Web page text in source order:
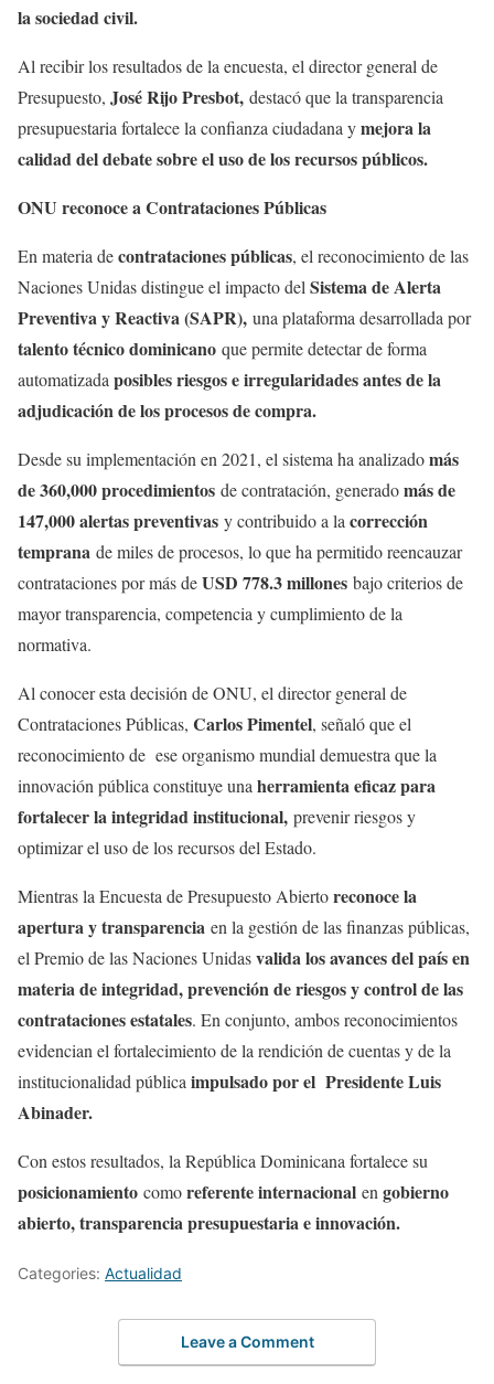
la sociedad civil.
Al recibir los resultados de la encuesta, el director general de
Presupuesto, José Rijo Presbot, destacó que la transparencia
presupuestaria fortalece la confianza ciudadana ymejora la
calidad del debate sobre el uso de los recursos públicos.
ONU reconoce a Contrataciones Públicas
En materia decontrataciones públicas, el reconocimiento de las
Naciones Unidas distingue el impacto del Sistema de Alerta
Preventiva y Reactiva (SAPR), una plataforma desarrollada por
talento técnico dominicano que permite detectar de forma
automatizada posibles riesgos e irregularidades antes de la
adjudicación de los procesos de compra.
Desde su implementación en 2021, el sistema ha analizadomás
de 360,000 procedimientos de contratación, generadomás de
147,000 alertas preventivas y contribuido a la corrección
temprana de miles de procesos, lo que ha permitido reencauzar
contrataciones por más deUSD 778.3 millones bajo criterios de
mayor transparencia, competencia y cumplimiento de la
normativa.
Al conocer esta decisión de ONU, el director general de
Contrataciones Públicas, Carlos Pimentel, señaló que el
reconocimiento de ese organismo mundial demuestra que la
innovación pública constituye una herramienta eficaz para
fortalecer la integridad institucional, prevenir riesgos y
optimizar el uso de los recursos del Estado.
Mientras la Encuesta de Presupuesto Abiertoreconoce la
apertura y transparencia en la gestión de las finanzas públicas,
el Premio de las Naciones Unidasvalida los avances del país en
materia de integridad, prevención de riesgos y control de las
contrataciones estatales. En conjunto, ambos reconocimientos
evidencian el fortalecimiento de la rendición de cuentas y de la
institucionalidad pública impulsado por el Presidente Luis
Abinader.
Con estos resultados, la República Dominicana fortalece su
posicionamiento comoreferente internacional en gobierno
abierto, transparencia presupuestaria e innovación.
Categories: Actualidad
Leave a Comment